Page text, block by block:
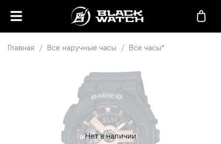
Главная Все наручные часы Все часы*
Нет в наличии